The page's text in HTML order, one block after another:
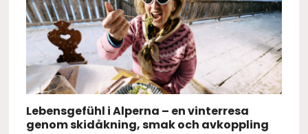
Lebensgefühl i Alperna – en vinterresa
genom skidåkning, smak och avkoppling